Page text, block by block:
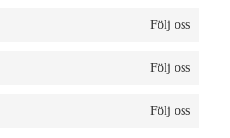
Följ oss
Följ oss
Följ oss